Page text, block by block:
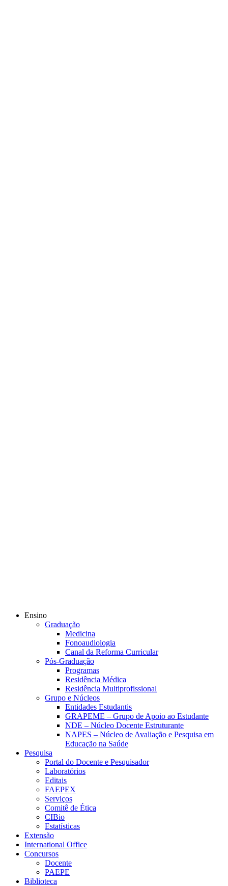
Ensino
Graduação
Medicina
Fonoaudiologia
Canal da Reforma Curricular
Pós-Graduação
Programas
Residência Médica
Residência Multiprofissional
Grupo e Núcleos
Entidades Estudantis
GRAPEME – Grupo de Apoio ao Estudante
NDE – Núcleo Docente Estruturante
NAPES – Núcleo de Avaliação e Pesquisa em
Educação na Saúde
Pesquisa
Portal do Docente e Pesquisador
Laboratórios
Editais
FAEPEX
Serviços
Comitê de Ética
CIBio
Estatísticas
Extensão
International Office
Concursos
Docente
PAEPE
Biblioteca